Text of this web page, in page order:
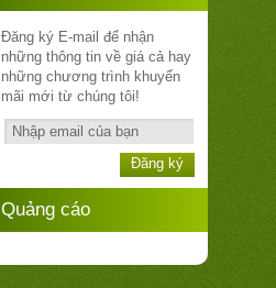
Đăng ký E-mail để nhận
những thông tin về giá cả hay
những chương trình khuyến
mãi mới từ chúng tôi!
Đăng ký
Quảng cáo